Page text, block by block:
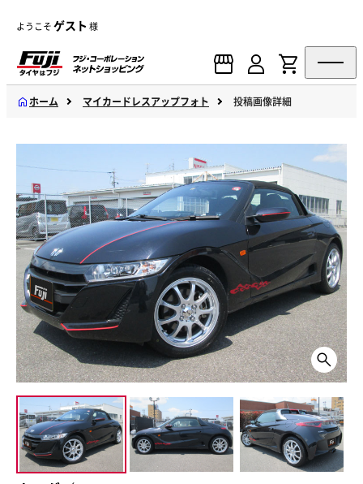
ようこそゲスト 様
ホーム マイカードレスアップフォト 投稿画像詳細